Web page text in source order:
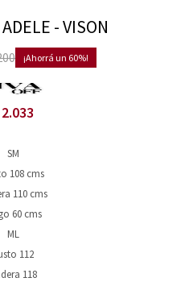
- VISON
60
2.033
SM
108 cms
110 cms
60 cms
ML
112
118